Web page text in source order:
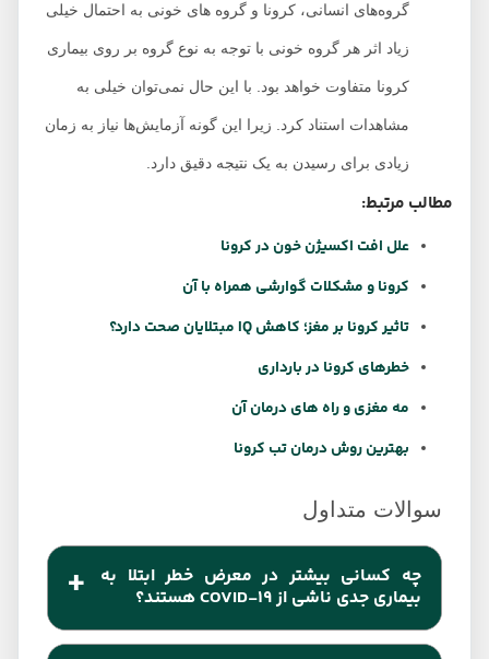
گروه‌های انسانی، کرونا و گروه ‌های خونی به احتمال خیلی
زیاد اثر هر گروه خونی با توجه به نوع گروه بر روی بیماری
کرونا متفاوت خواهد بود. با این حال نمی‌توان خیلی به
مشاهدات استناد کرد. زیرا این گونه آزمایش‌ها نیاز به زمان
زیادی برای رسیدن به یک نتیجه دقیق دارد.
مطالب مرتبط:
علل افت اکسیژن خون در کرونا
کرونا و مشکلات گوارشی همراه با آن
تاثیر کرونا بر مغز؛ کاهش IQ مبتلایان صحت دارد؟
خطرهای کرونا در بارداری
مه مغزی و راه های درمان آن
بهترین روش درمان تب کرونا
چه کسانی بیشتر در معرض خطر ابتلا به
بیماری جدی ناشی از COVID-19 هستند؟
افراد مسن و کسانی که مشکلات و بیماری‌های زمینه‌ای